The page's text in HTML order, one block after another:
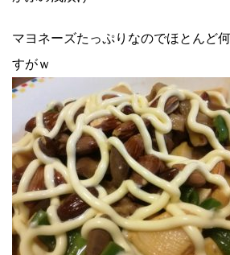
マヨネーズたっぷりなのでほとんど
すがｗ